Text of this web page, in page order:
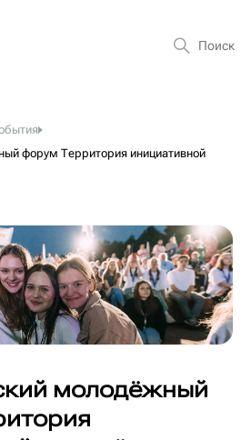
форум Территория инициативной
молодёжный